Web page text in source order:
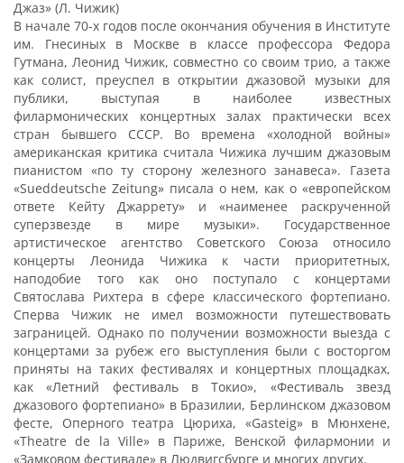
Джаз» (Л. Чижик)
В начале 70-х годов после окончания обучения в Институте
им. Гнесиных в Москве в классе профессора Федора
Гутмана, Леонид Чижик, совместно со своим трио, а также
как солист, преуспел в открытии джазовой музыки для
публики, выступая в наиболее известных
филармонических концертных залах практически всех
стран бывшего СССР. Во времена «холодной войны»
американская критика считала Чижика лучшим джазовым
пианистом «по ту сторону железного занавеса». Газета
«Sueddeutsche Zeitung» писала о нем, как о «европейском
ответе Кейту Джаррету» и «наименее раскрученной
суперзвезде в мире музыки». Государственное
артистическое агентство Советского Союза относило
концерты Леонида Чижика к части приоритетных,
наподобие того как оно поступало с концертами
Святослава Рихтера в сфере классического фортепиано.
Сперва Чижик не имел возможности путешествовать
заграницей. Однако по получении возможности выезда с
концертами за рубеж его выступления были с восторгом
приняты на таких фестивалях и концертных площадках,
как «Летний фестиваль в Токио», «Фестиваль звезд
джазового фортепиано» в Бразилии, Берлинском джазовом
фесте, Оперного театра Цюриха, «Gasteig» в Мюнхене,
«Theatre de la Ville» в Париже, Венской филармонии и
«Замковом фестивале» в Людвигсбурге и многих других.